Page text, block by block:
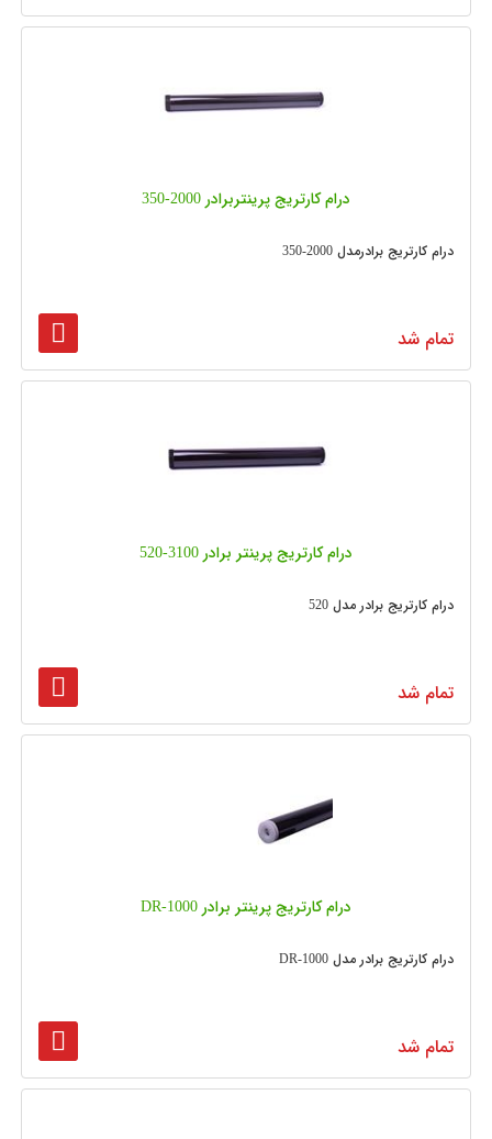
درام کارتریج پرینتربرادر 2000-350
درام کارتریج برادرمدل 2000-350
تمام شد
درام کارتریج پرینتر برادر 3100-520
درام کارتریج برادر مدل 520
تمام شد
درام کارتریج پرینتر برادر DR-1000
درام کارتریج برادر مدل DR-1000
تمام شد